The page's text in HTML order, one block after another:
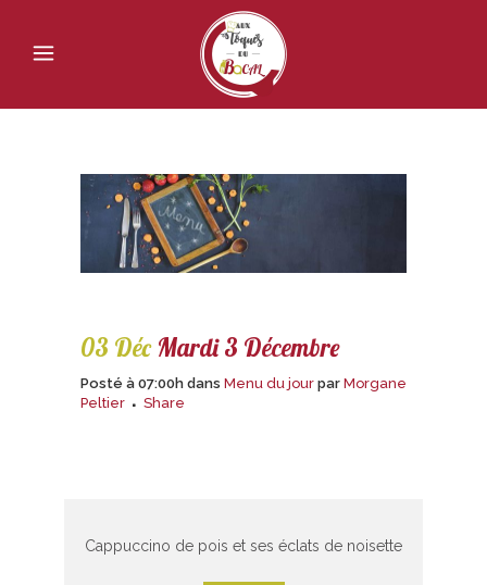
03 DécMardi 3 Décembre
Posté à 07:00h dans Menu du jour par Morgane
Peltier
Share
Cappuccino de pois et ses éclats de noisette